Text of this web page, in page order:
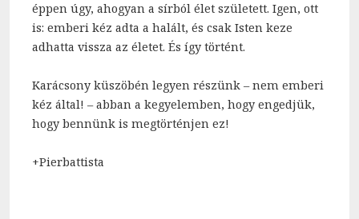
éppen úgy, ahogyan a sírból élet született. Igen, ott
is: emberi kéz adta a halált, és csak Isten keze
adhatta vissza az életet. És így történt.
Karácsony küszöbén legyen részünk – nem emberi
kéz által! – abban a kegyelemben, hogy engedjük,
hogy bennünk is megtörténjen ez!
+Pierbattista